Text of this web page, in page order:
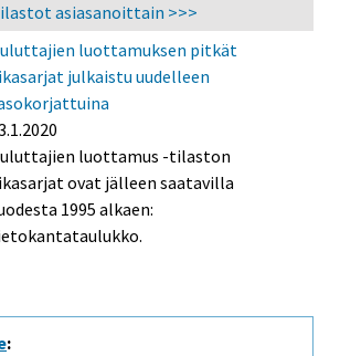
asiasanoittain >>>
luottamuksen pitkät
julkaistu uudelleen
luottamus -tilaston
ovat jälleen saatavilla
1995 alkaen:
: